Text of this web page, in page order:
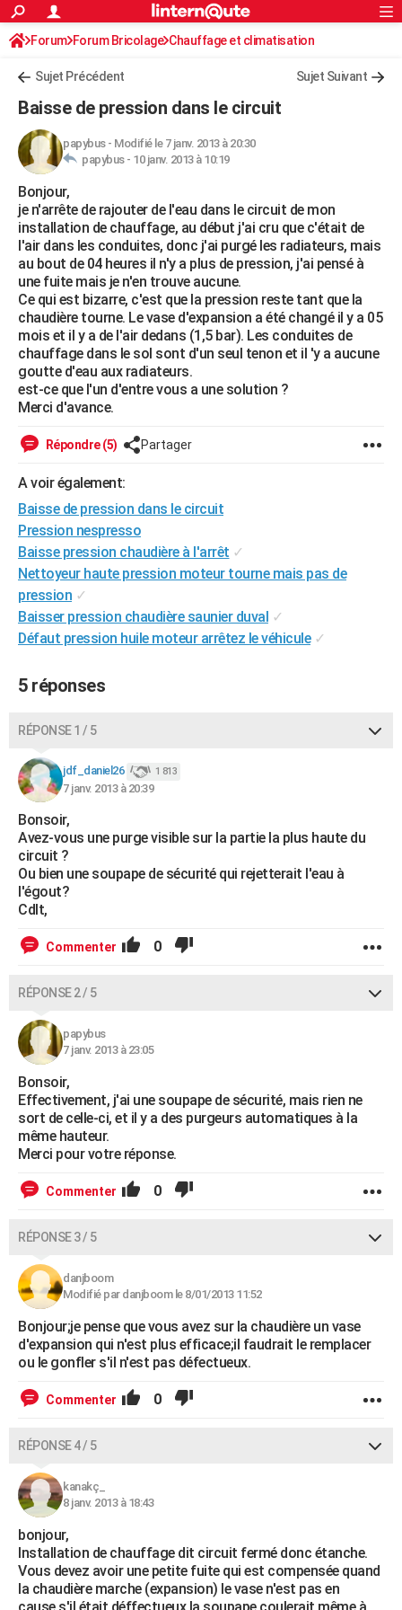
ACTUALITÉS
Politique
Société
Faits Divers
Education
Monde
Villes
+
FINANCE
Retraite
Impôts
Epargne
Immobilier
Risques naturels par ville
Banque
Assurance
Crédit
AUTO
Essais
Réserver un essai
Citadines
Berlines
SUV
Forum auto
+HIGH-TECH
Mobiles
Meilleur smartphone
Internet
Ordinateurs
Jeux vidéo
Guide high-tech
+BRICOLAGE
Forum
Aménagement intérieur
Extérieur
Cuisine
Salle de bains
Jardinage
Rangement
WEEK-END
Guides de France
Escapades
Patrimoine
Expositions
Musées
Week-end nature
LIFESTYLE
Art de vivre
Bien-être
Loisirs
ModeModes de vie
SANTE
Alimentation
Guide de la santé
Maladies
Médicaments
Sommeil
VOYAGE
CARTE DE VOEUX
Carte de Noël
Carte Bonne année
Carte Saint-Valentin
Carte Pâques
Carte d'anniversaire
DICTIONNAIRE
Dictionnaire
Biographies
Citations
Expressions
Proverbes
PROGRAMME TV
COPAINS D'AVANT
AVIS DE DÉCÈS
Rechercher
S'inscrire
Connexion
Forum Forum Bricolage Chauffage et climatisation
Sujet Précédent Sujet Suivant
Baisse de pression dans le circuit
papybus- Modifié le 7 janv. 2013 à 20:30
papybus - 10 janv. 2013 à 10:19
Bonjour,
je n'arrête de rajouter de l'eau dans le circuit de mon
installation de chauffage, au début j'ai cru que c'était de
l'air dans les conduites, donc j'ai purgé les radiateurs, mais
au bout de 04 heures il n'y a plus de pression, j'ai pensé à
une fuite mais je n'en trouve aucune.
Ce qui est bizarre, c'est que la pression reste tant que la
chaudière tourne. Le vase d'expansion a été changé il y a 05
mois et il y a de l'air dedans (1,5 bar). Les conduites de
chauffage dans le sol sont d'un seul tenon et il 'y a aucune
goutte d'eau aux radiateurs.
est-ce que l'un d'entre vous a une solution ?
Merci d'avance.
Répondre (5) Partager
A voir également:
Baisse de pression dans le circuit
Pression nespresso
Baisse pression chaudière à l'arrêt ✓
Nettoyeur haute pression moteur tourne mais pas de
pression ✓
Baisser pression chaudière saunier duval ✓
Défaut pression huile moteur arrêtez le véhicule ✓
5 réponses
RÉPONSE 1 / 5
jdf_daniel26 1 813
7 janv. 2013 à 20:39
Bonsoir,
Avez-vous une purge visible sur la partie la plus haute du
circuit ?
Ou bien une soupape de sécurité qui rejetterait l'eau à
l'égout?
Cdlt,
Commenter 0
RÉPONSE 2 / 5
papybus
7 janv. 2013 à 23:05
Bonsoir,
Effectivement, j'ai une soupape de sécurité, mais rien ne
sort de celle-ci, et il y a des purgeurs automatiques à la
même hauteur.
Merci pour votre réponse.
Commenter 0
RÉPONSE 3 / 5
danjboom
Modifié par danjboom le 8/01/2013 11:52
Bonjour;je pense que vous avez sur la chaudière un vase
d'expansion qui n'est plus efficace;il faudrait le remplacer
ou le gonfler s'il n'est pas défectueux.
Commenter 0
RÉPONSE 4 / 5
kanakç_
8 janv. 2013 à 18:43
bonjour,
Installation de chauffage dit circuit fermé donc étanche.
Vous devez avoir une petite fuite qui est compensée quand
la chaudière marche (expansion) le vase n'est pas en